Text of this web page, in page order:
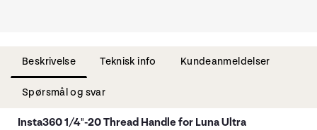
Beskrivelse Teknisk info Kundeanmeldelser
Spørsmål og svar
Insta360 1/4"-20 Thread Handle for Luna Ultra